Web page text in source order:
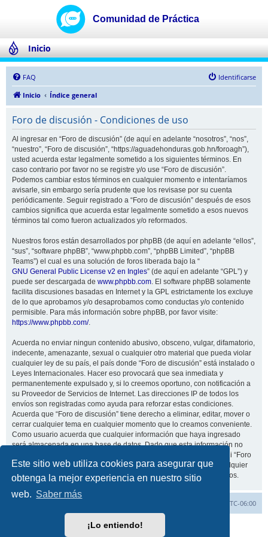
Este sitio web utiliza cookies para asegurar que
obtenga la mejor experiencia en nuestro sitio
web. Saber más
¡Lo entiendo!
Inicio
FAQ
Identificarse
Inicio
Índice general
Foro de discusión - Condiciones de uso
Al ingresar en “Foro de discusión” (de aquí en adelante “nosotros”, “nos”,
“nuestro”, “Foro de discusión”, “https://aguadehonduras.gob.hn/foroagh”),
usted acuerda estar legalmente sometido a los siguientes términos. En
caso contrario por favor no se registre y/o use “Foro de discusión”.
Podemos cambiar estos términos en cualquier momento e intentaríamos
avisarle, sin embargo sería prudente que los revisase por su cuenta
periódicamente. Seguir registrado a “Foro de discusión” después de esos
cambios significa que acuerda estar legalmente sometido a esos nuevos
términos tal como fueron actualizados y/o reformados.
Nuestros foros están desarrollados por phpBB (de aquí en adelante “ellos”,
“sus”, “software phpBB”, “www.phpbb.com”, “phpBB Limited”, “phpBB
Teams”) el cual es una solución de foros liberada bajo la “
GNU General Public License v2 en Ingles” (de aquí en adelante “GPL”) y
puede ser descargada de www.phpbb.com. El software phpBB solamente
facilita discusiones basadas en Internet y la GPL estrictamente los excluye
de lo que aprobamos y/o desaprobamos como conductas y/o contenido
permisible. Para más información sobre phpBB, por favor visite:
https://www.phpbb.com/.
Acuerda no enviar ningun contenido abusivo, obsceno, vulgar, difamatorio,
indecente, amenazante, sexual o cualquier otro material que pueda violar
cualquier ley de su país, el país donde “Foro de discusión” está instalado o
Leyes Internacionales. Hacer eso provocará que sea inmediata y
permanentemente expulsado y, si lo creemos oportuno, con notificación a
su Proveedor de Servicios de Internet. Las direcciones IP de todos los
envíos son registradas como ayuda para reforzar estas condiciones.
Acuerda que “Foro de discusión” tiene derecho a eliminar, editar, mover o
cerrar cualquier tema en cualquier momento que lo creamos conveniente.
Como usuario acuerda que cualquier información que haya ingresado
será almacenada en una base de datos. Dado que esta información no
será compartida con ninguna tercera parte sin su consentimiento, ni “Foro
de discusión” ni phpBB podrán considerarse responsables por cualquier
intento de hacking que conlleve a que los datos sean comprometidos.
UTC-06:00
Desarrollado porphpBB® Forum Software © phpBB Limited